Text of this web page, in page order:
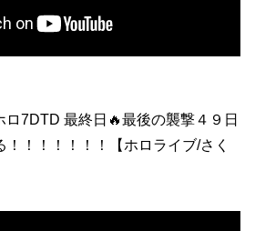
ロ7DTD 最終日🔥最後の襲撃４９日
！！！！！！！【ホロライブ/さく